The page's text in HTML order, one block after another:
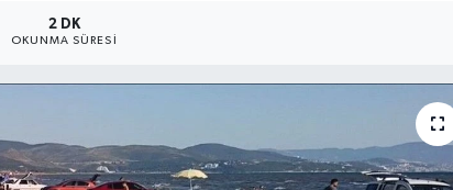
2 DK
OKUNMA SÜRESI